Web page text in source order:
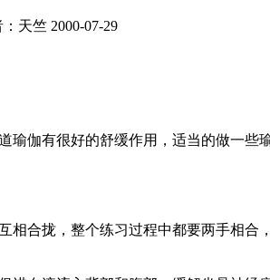
天竺 2000-07-29
伽有很好的舒缓作用，适当的做一些
合拢，整个练习过程中都要两手相合